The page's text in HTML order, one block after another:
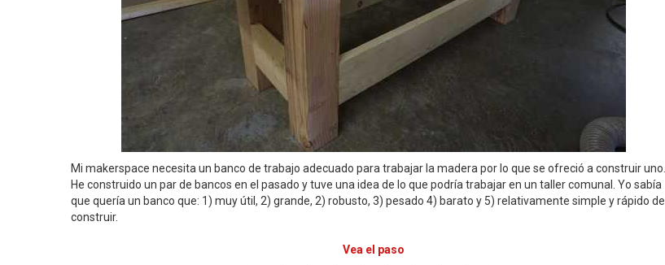
Mi makerspace necesita un banco de trabajo adecuado para trabajar la madera por lo que se ofreció a construir uno.
He construido un par de bancos en el pasado y tuve una idea de lo que podría trabajar en un taller comunal. Yo sabía
que quería un banco que: 1) muy útil, 2) grande, 2) robusto, 3) pesado 4) barato y 5) relativamente simple y rápido de
construir.
Vea el paso